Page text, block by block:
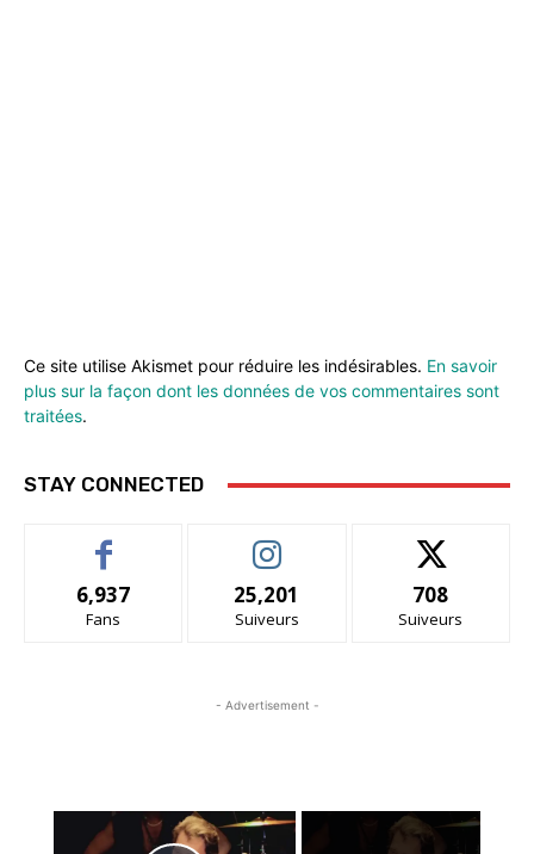
Ce site utilise Akismet pour réduire les indésirables. En savoir
plus sur la façon dont les données de vos commentaires sont
traitées.
STAY CONNECTED
6,937
Fans
25,201
Suiveurs
708
Suiveurs
- Advertisement -
×